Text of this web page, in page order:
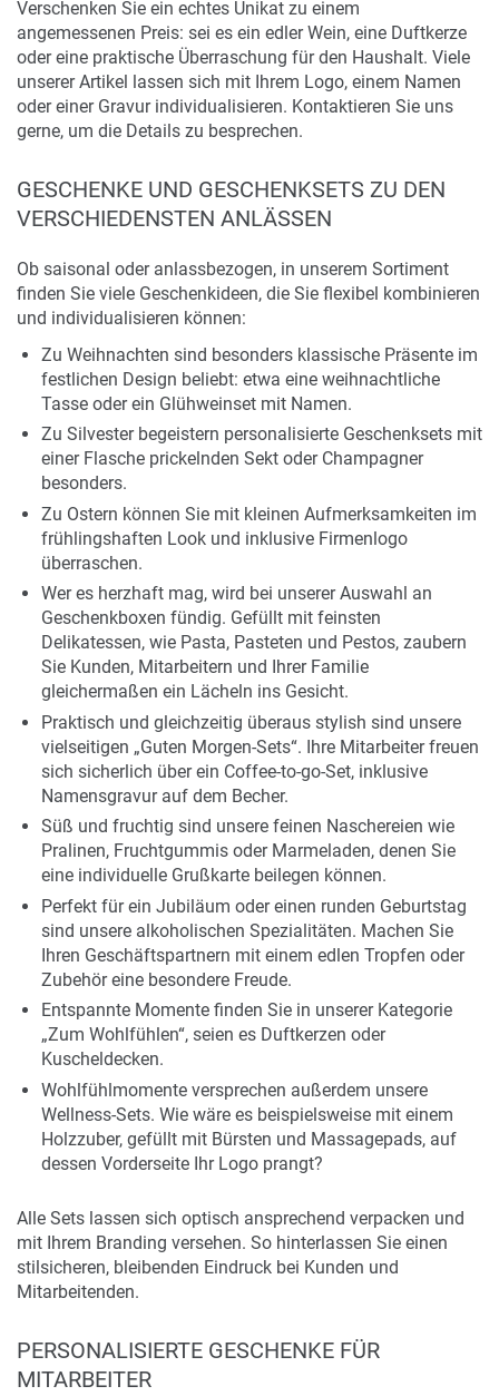
Verschenken Sie ein echtes Unikat zu einem
angemessenen Preis: sei es ein edler Wein, eine Duftkerze
oder eine praktische Überraschung für den Haushalt. Viele
unserer Artikel lassen sich mit Ihrem Logo, einem Namen
oder einer Gravur individualisieren. Kontaktieren Sie uns
gerne, um die Details zu besprechen.
GESCHENKE UND GESCHENKSETS ZU DEN
VERSCHIEDENSTEN ANLÄSSEN
Ob saisonal oder anlassbezogen, in unserem Sortiment
finden Sie viele Geschenkideen, die Sie flexibel kombinieren
und individualisieren können:
Zu Weihnachten sind besonders klassische Präsente im
festlichen Design beliebt: etwa eine weihnachtliche
Tasse oder ein Glühweinset mit Namen.
Zu Silvester begeistern personalisierte Geschenksets mit
einer Flasche prickelnden Sekt oder Champagner
besonders.
Zu Ostern können Sie mit kleinen Aufmerksamkeiten im
frühlingshaften Look und inklusive Firmenlogo
überraschen.
Wer es herzhaft mag, wird bei unserer Auswahl an
Geschenkboxen fündig. Gefüllt mit feinsten
Delikatessen, wie Pasta, Pasteten und Pestos, zaubern
Sie Kunden, Mitarbeitern und Ihrer Familie
gleichermaßen ein Lächeln ins Gesicht.
Praktisch und gleichzeitig überaus stylish sind unsere
vielseitigen „Guten Morgen-Sets“. Ihre Mitarbeiter freuen
sich sicherlich über ein Coffee-to-go-Set, inklusive
Namensgravur auf dem Becher.
Süß und fruchtig sind unsere feinen Naschereien wie
Pralinen, Fruchtgummis oder Marmeladen, denen Sie
eine individuelle Grußkarte beilegen können.
Perfekt für ein Jubiläum oder einen runden Geburtstag
sind unsere alkoholischen Spezialitäten. Machen Sie
Ihren Geschäftspartnern mit einem edlen Tropfen oder
Zubehör eine besondere Freude.
Entspannte Momente finden Sie in unserer Kategorie
„Zum Wohlfühlen“, seien es Duftkerzen oder
Kuscheldecken.
Wohlfühlmomente versprechen außerdem unsere
Wellness-Sets. Wie wäre es beispielsweise mit einem
Holzzuber, gefüllt mit Bürsten und Massagepads, auf
dessen Vorderseite Ihr Logo prangt?
Alle Sets lassen sich optisch ansprechend verpacken und
mit Ihrem Branding versehen. So hinterlassen Sie einen
stilsicheren, bleibenden Eindruck bei Kunden und
Mitarbeitenden.
PERSONALISIERTE GESCHENKE FÜR
MITARBEITER